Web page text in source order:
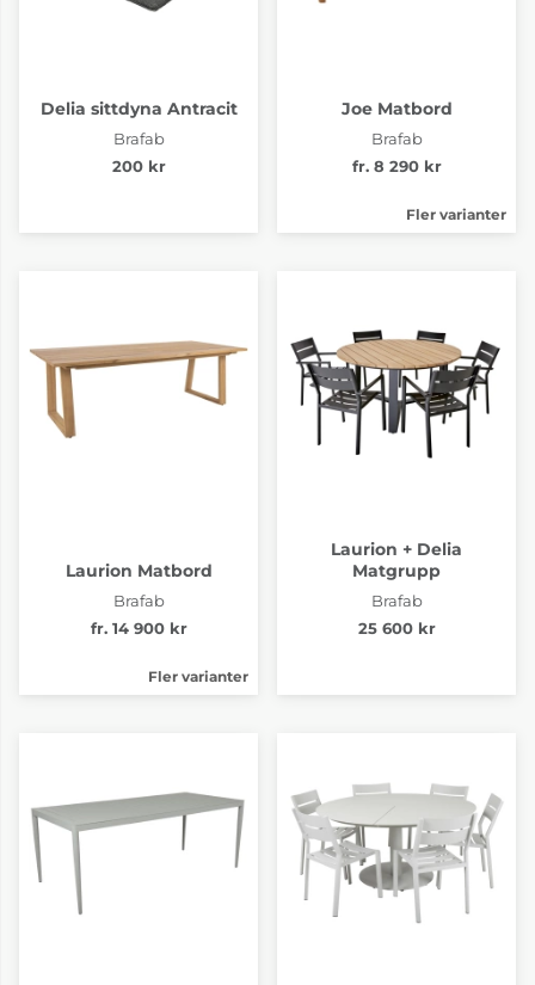
Delia sittdyna Antracit
Brafab
200 kr
Joe Matbord
Brafab
fr. 8 290 kr
Fler varianter
Laurion Matbord
Brafab
fr. 14 900 kr
Fler varianter
Laurion + Delia
Matgrupp
Brafab
25 600 kr